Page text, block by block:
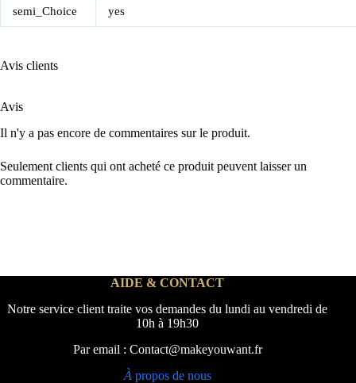
semi_Choice yes
Avis clients
Avis
Il n'y a pas encore de commentaires sur le produit.
Seulement clients qui ont acheté ce produit peuvent laisser un
commentaire.
AIDE & CONTACT
Notre service client traite vos demandes du lundi au vendredi de
10h à 19h30
Par email : Contact@makeyouwant.fr
À propos de nous